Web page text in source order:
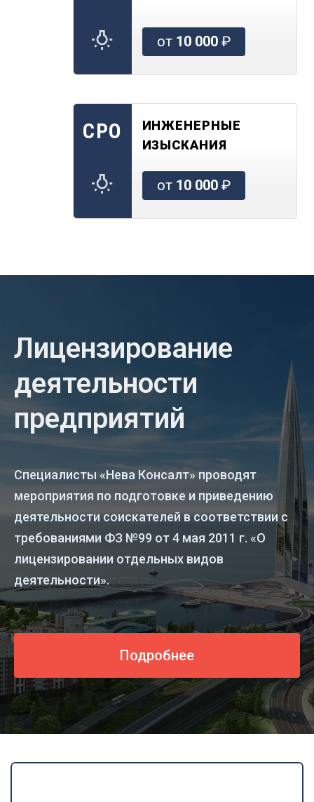
от 10 000₽
СРО
ИНЖЕНЕРНЫЕ
ИЗЫСКАНИЯ
от 10 000₽
Лицензирование
деятельности
предприятий
Специалисты «Нева Консалт» проводят
мероприятия по подготовке и приведению
деятельности соискателей в соответствии с
требованиями ФЗ №99 от 4 мая 2011 г. «О
лицензировании отдельных видов
деятельности».
Подробнее